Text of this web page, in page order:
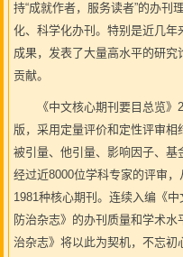
持“成就作者，服务读者”的办刊
化、科学化办刊。特别是近几
成果，发表了大量高水平的研
贡献。
《中文核心期刊要目总览》
版，采用定量评价和定性评审相
被引量、他引量、影响因子、基
经过近8000位学科专家的评审
1981种核心期刊。连续入编《
防治杂志》的办刊质量和学术
治杂志》将以此为契机，不忘